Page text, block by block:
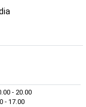
- 20.00
- 17.00